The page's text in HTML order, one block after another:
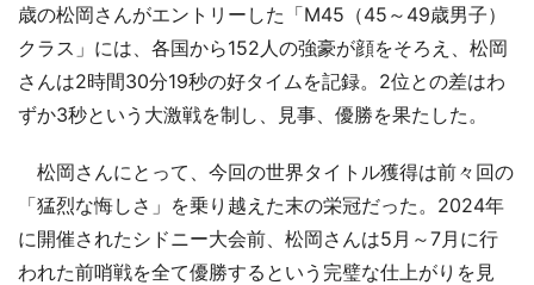
歳の松岡さんがエントリーした「M45（45～49歳男子）
クラス」には、各国から152人の強豪が顔をそろえ、松岡
さんは2時間30分19秒の好タイムを記録。2位との差はわ
ずか3秒という大激戦を制し、見事、優勝を果たした。
松岡さんにとって、今回の世界タイトル獲得は前々回の
「猛烈な悔しさ」を乗り越えた末の栄冠だった。2024年
に開催されたシドニー大会前、松岡さんは5月～7月に行
われた前哨戦を全て優勝するという完璧な仕上がりを見